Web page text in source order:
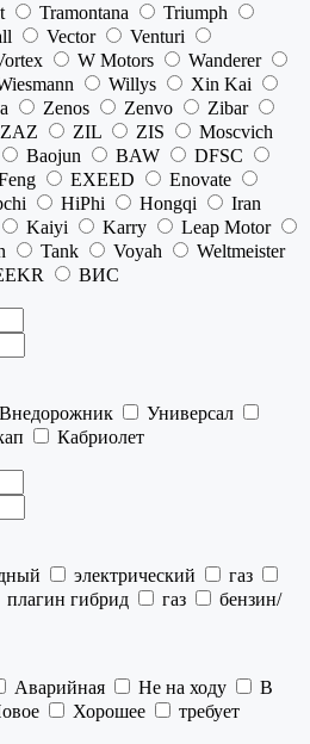
Tramontana
Triumph
Vector
Venturi
W Motors
Wanderer
Willys
Xin Kai
Zenos Zenvo
Zibar
ZAZ ZIL ZIS
Moscvich
Baojun BAW
DFSC
EXEED
Enovate
HiPhi Hongqi
Iran
Kaiyi Karry
Leap Motor
Tank Voyah
Weltmeister
ВИС
Внедорожник
Универсал
Кабриолет
электрический
газ
плагин гибрид газ
бензин/
Аварийная Не на ходу
В
Хорошее
требует